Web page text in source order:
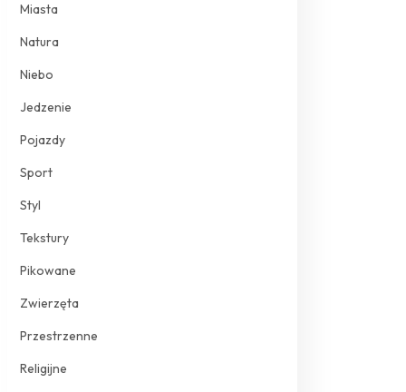
Miasta
Natura
Niebo
Jedzenie
Pojazdy
Sport
Styl
Tekstury
Pikowane
Zwierzęta
Przestrzenne
Religijne